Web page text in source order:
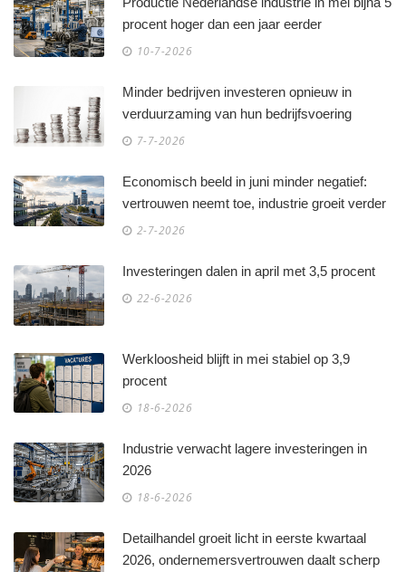
procent hoger dan een jaar eerder
10-7-2026
Minder bedrijven investeren opnieuw in
verduurzaming van hun bedrijfsvoering
7-7-2026
Economisch beeld in juni minder negatief:
vertrouwen neemt toe, industrie groeit verder
2-7-2026
Investeringen dalen in april met 3,5 procent
22-6-2026
Werkloosheid blijft in mei stabiel op 3,9
procent
18-6-2026
Industrie verwacht lagere investeringen in
2026
18-6-2026
Detailhandel groeit licht in eerste kwartaal
2026, ondernemersvertrouwen daalt scherp